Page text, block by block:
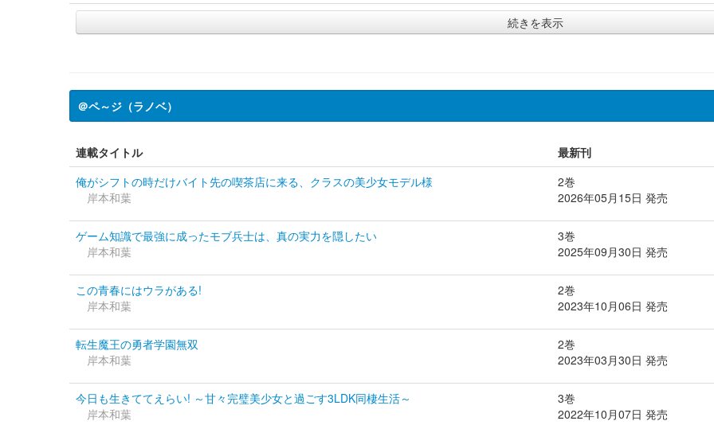
続きを表示
＠ペ～ジ（ラノベ）
連載タイトル 最新刊
俺がシフトの時だけバイト先の喫茶店に来る、クラスの美少女モデル様
岸本和葉
2巻
2026年05月15日 発売
ゲーム知識で最強に成ったモブ兵士は、真の実力を隠したい
岸本和葉
3巻
2025年09月30日 発売
この青春にはウラがある!
岸本和葉
2巻
2023年10月06日 発売
転生魔王の勇者学園無双
岸本和葉
2巻
2023年03月30日 発売
今日も生きててえらい! ～甘々完璧美少女と過ごす3LDK同棲生活～
岸本和葉
3巻
2022年10月07日 発売